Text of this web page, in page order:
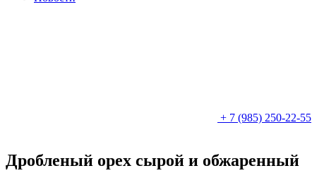
+ 7 (985) 250-22-55
Дробленый орех сырой и обжаренный